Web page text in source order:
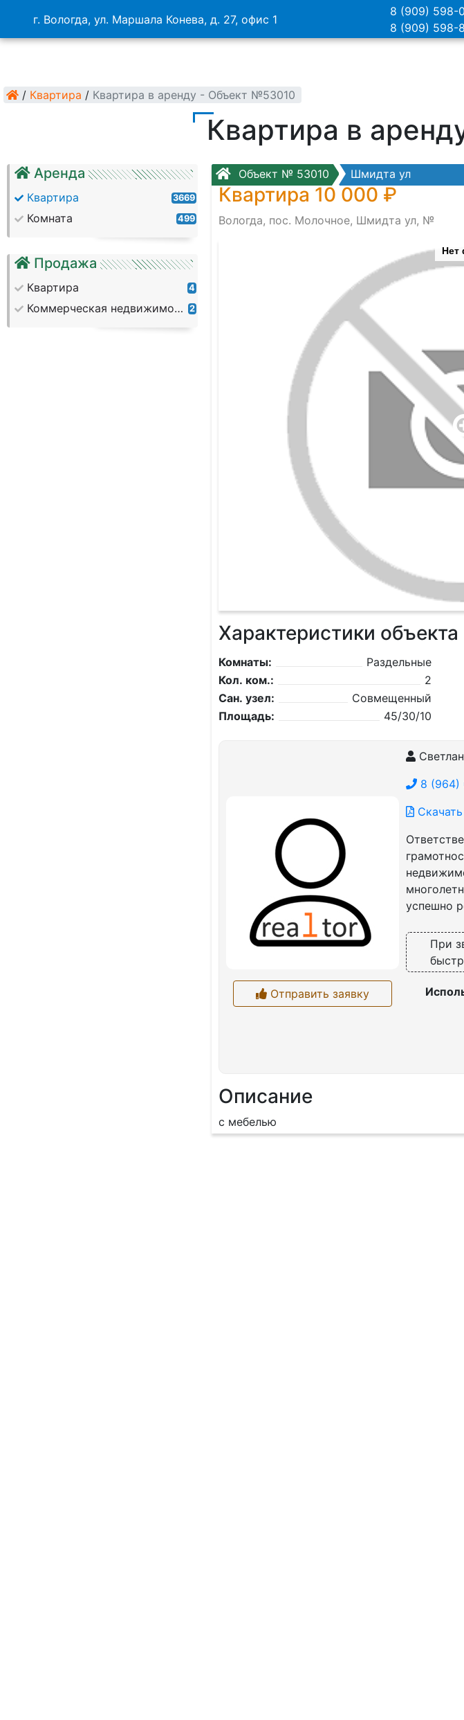
г. Вологда, ул. Маршала Конева, д. 27, офис 1
8 (909) 598-
8 (909) 598-
/ Квартира / Квартира в аренду - Объект №53010
Квартира в
Аренда
Квартира 3669
Комната 499
Продажа
Квартира 4
Коммерческая недвижимость 2
Объект № 53010 Шмидта ул
Квартира 10 000 ₽
Вологда, пос. Молочное, Шмидта ул, №
Нет
Характеристики объекта
Комнаты:
Раздельные
Кол. ком.:
2
Сан. узел:
Совмещенный
Площадь:
45/30/10
Отправить заявку
8 (964)
Скачать
успешно
При
Описание
с мебелью